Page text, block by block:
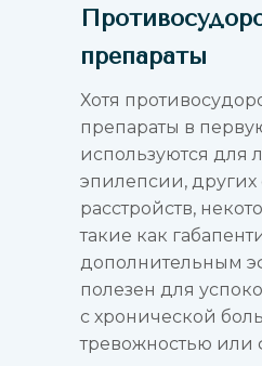
препараты
Хотя
препараты в
используются для
эпилепсии,
расстройств,
такие как
дополнительным
полезен для
с хронической
тревожностью или